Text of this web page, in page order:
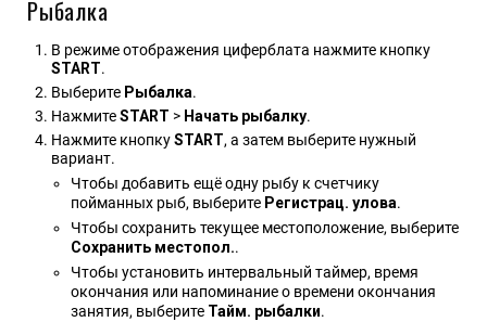
Рыбалка
В режиме отображения циферблата нажмите кнопку
START.
Выберите Рыбалка.
НажмитеSTART > Начать рыбалку.
Нажмите кнопкуSTART, а затем выберите нужный
вариант.
Чтобы добавить ещё одну рыбу к счетчику
пойманных рыб, выберите Регистрац. улова.
Чтобы сохранить текущее местоположение, выберите
Сохранить местопол..
Чтобы установить интервальный таймер, время
окончания или напоминание о времени окончания
занятия, выберите Тайм. рыбалки.